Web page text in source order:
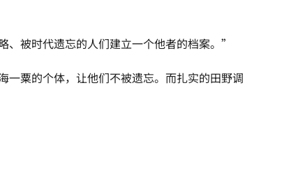
、被时代遗忘的人们建立一个他者的档案。”
一粟的个体，让他们不被遗忘。而扎实的田野调